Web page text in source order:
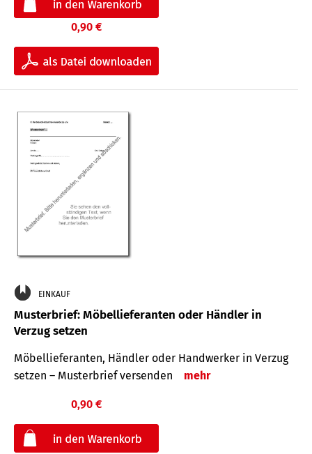
0,90 €
EINKAUF
Musterbrief: Möbellieferanten oder Händler in
Verzug setzen
Möbellieferanten, Händler oder Handwerker in Verzug
setzen – Musterbrief versenden
mehr
0,90 €